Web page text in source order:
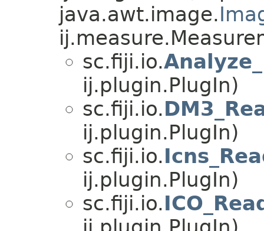
java.awt.image.
sc.fiji.io.
ij.plugin.PlugIn)
sc.fiji.io.
ij.plugin.PlugIn)
sc.fiji.io.
ij.plugin.PlugIn)
sc.fiji.io.